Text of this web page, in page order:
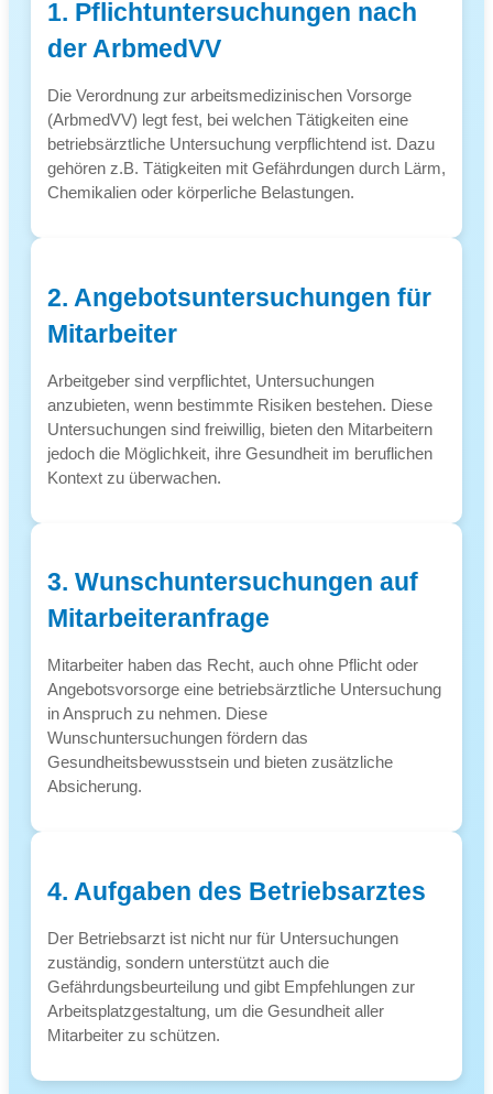
1. Pflichtuntersuchungen nach
der ArbmedVV
Die Verordnung zur arbeitsmedizinischen Vorsorge
(ArbmedVV) legt fest, bei welchen Tätigkeiten eine
betriebsärztliche Untersuchung verpflichtend ist. Dazu
gehören z.B. Tätigkeiten mit Gefährdungen durch Lärm,
Chemikalien oder körperliche Belastungen.
2. Angebotsuntersuchungen für
Mitarbeiter
Arbeitgeber sind verpflichtet, Untersuchungen
anzubieten, wenn bestimmte Risiken bestehen. Diese
Untersuchungen sind freiwillig, bieten den Mitarbeitern
jedoch die Möglichkeit, ihre Gesundheit im beruflichen
Kontext zu überwachen.
3. Wunschuntersuchungen auf
Mitarbeiteranfrage
Mitarbeiter haben das Recht, auch ohne Pflicht oder
Angebotsvorsorge eine betriebsärztliche Untersuchung
in Anspruch zu nehmen. Diese
Wunschuntersuchungen fördern das
Gesundheitsbewusstsein und bieten zusätzliche
Absicherung.
4. Aufgaben des Betriebsarztes
Der Betriebsarzt ist nicht nur für Untersuchungen
zuständig, sondern unterstützt auch die
Gefährdungsbeurteilung und gibt Empfehlungen zur
Arbeitsplatzgestaltung, um die Gesundheit aller
Mitarbeiter zu schützen.